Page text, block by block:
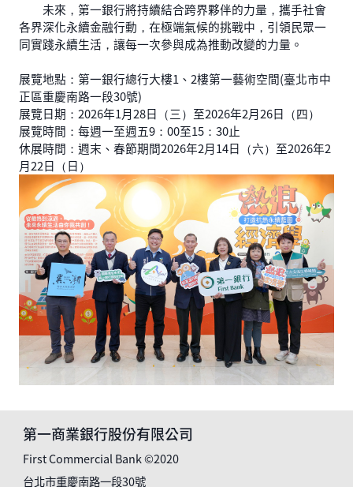
未來，第一銀行將持續結合跨界夥伴的力量，攜手社會
各界深化永續金融行動，在極端氣候的挑戰中，引領民眾一
同實踐永續生活，讓每一次參與成為推動改變的力量。
展覽地點：第一銀行總行大樓1、2樓第一藝術空間(臺北市中
正區重慶南路一段30號)
展覽日期：2026年1月28日（三）至2026年2月26日（四）
展覽時間：每週一至週五9：00至15：30止
休展時間：週末、春節期間2026年2月14日（六）至2026年2
月22日（日）
第一商業銀行股份有限公司
First Commercial Bank ©2020
台北市重慶南路一段30號